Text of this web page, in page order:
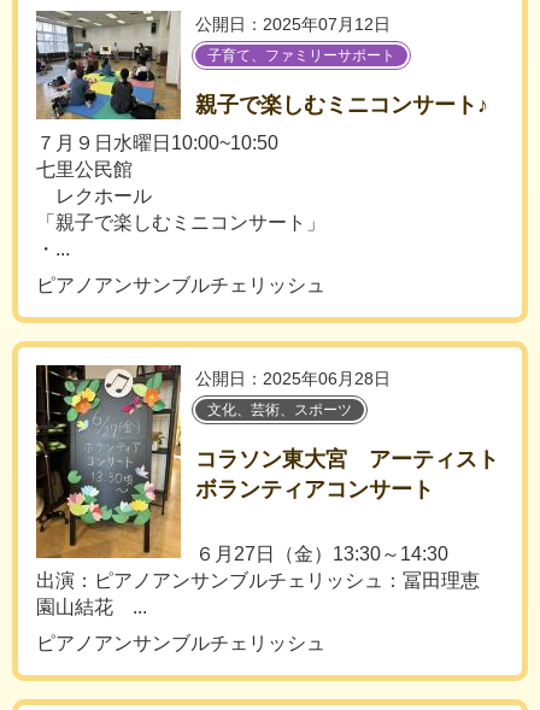
公開日：2025年07月12日
子育て、ファミリーサポート
親子で楽しむミニコンサート♪
７月９日水曜日10:00~10:50
七里公民館
レクホール
「親子で楽しむミニコンサート」
・...
ピアノアンサンブルチェリッシュ
公開日：2025年06月28日
文化、芸術、スポーツ
コラソン東大宮 アーティスト
ボランティアコンサート
６月27日（金）13:30～14:30
出演：ピアノアンサンブルチェリッシュ：冨田理恵
園山結花 ...
ピアノアンサンブルチェリッシュ